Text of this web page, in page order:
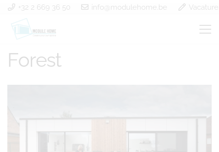
+32 2 669 36 50 info@modulehome.be
Construction en bois
Forest